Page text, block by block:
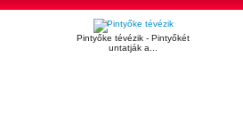
Pintyőke tévézik - Pintyőkét
untatják a...